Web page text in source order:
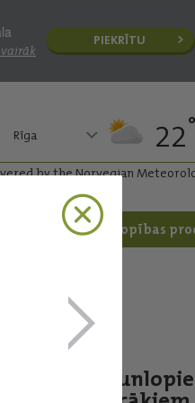
PIEKRĪTU
Rīga 22°
by the Norvegian
Dārzkopības